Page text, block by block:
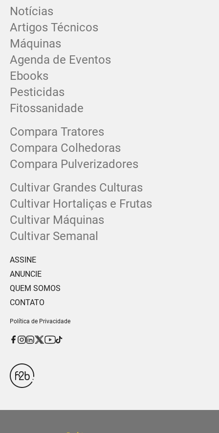
Notícias
Artigos Técnicos
Máquinas
Agenda de Eventos
Ebooks
Pesticidas
Fitossanidade
Compara Tratores
Compara Colhedoras
Compara Pulverizadores
Cultivar Grandes Culturas
Cultivar Hortaliças e Frutas
Cultivar Máquinas
Cultivar Semanal
ASSINE
ANUNCIE
QUEM SOMOS
CONTATO
Política de Privacidade